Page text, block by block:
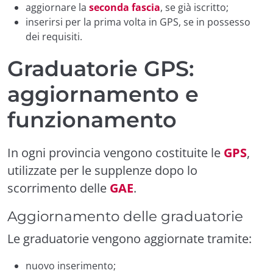
aggiornare la seconda fascia, se già iscritto;
inserirsi per la prima volta in GPS, se in possesso
dei requisiti.
Graduatorie GPS:
aggiornamento e
funzionamento
In ogni provincia vengono costituite le GPS,
utilizzate per le supplenze dopo lo
scorrimento delle GAE.
Aggiornamento delle graduatorie
Le graduatorie vengono aggiornate tramite:
nuovo inserimento;